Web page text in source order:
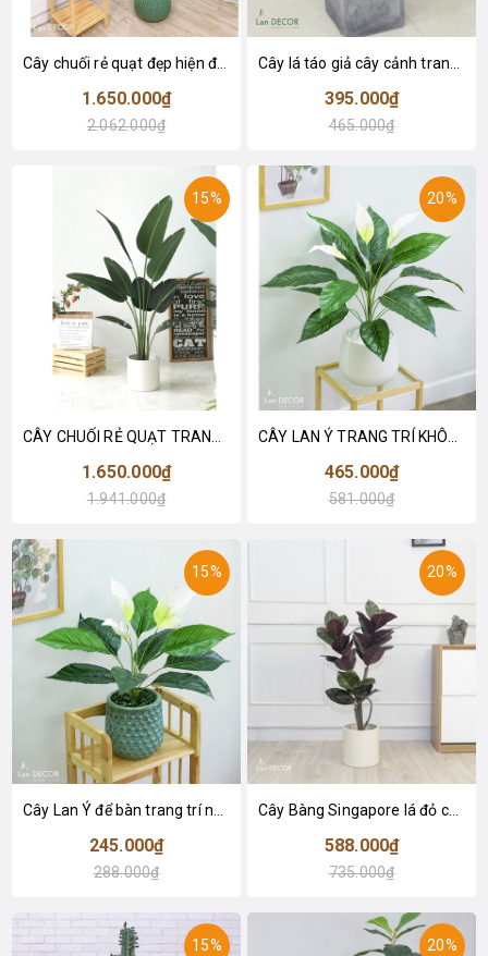
Cây chuối rẻ quạt đẹp hiện đại trang trí 1m8 - LC3019 (Gồm 12 lá)
1.650.000₫
2.062.000₫
Cây lá táo giả cây cảnh trang trí nội thất (85cm) - LC2683-1
395.000₫
465.000₫
15%
CÂY CHUỐI RẺ QUẠT TRANG TRÍ 1M6 (gồm 3 nhánh) - LC3017
1.650.000₫
1.941.000₫
20%
CÂY LAN Ý TRANG TRÍ KHÔNG GIAN HIỆN ĐẠI SANG TRỌNG (70cm) - LC2926
465.000₫
581.000₫
15%
Cây Lan Ý để bàn trang trí nhà sang trọng (55cm) - LC2925-1
245.000₫
288.000₫
20%
Cây Bàng Singapore lá đỏ cây giả trang trí Lan Decor (110cm) - LC2918-1
588.000₫
735.000₫
15% 20%